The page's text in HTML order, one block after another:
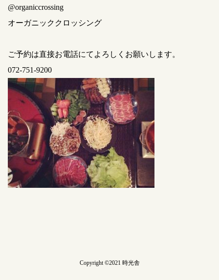
@organiccrossing
オーガニッククロッシング
ご予約は直接お電話にてよろしくお願いします。
072-751-9200
Copyright ©2021 時光舎